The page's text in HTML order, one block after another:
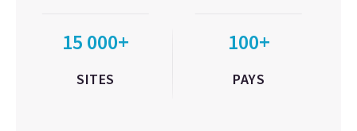
15 000+
SITES
100+
PAYS